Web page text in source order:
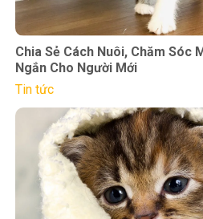
Chia Sẻ Cách Nuôi, Chăm Sóc
Ngắn Cho Người Mới
Tin tức